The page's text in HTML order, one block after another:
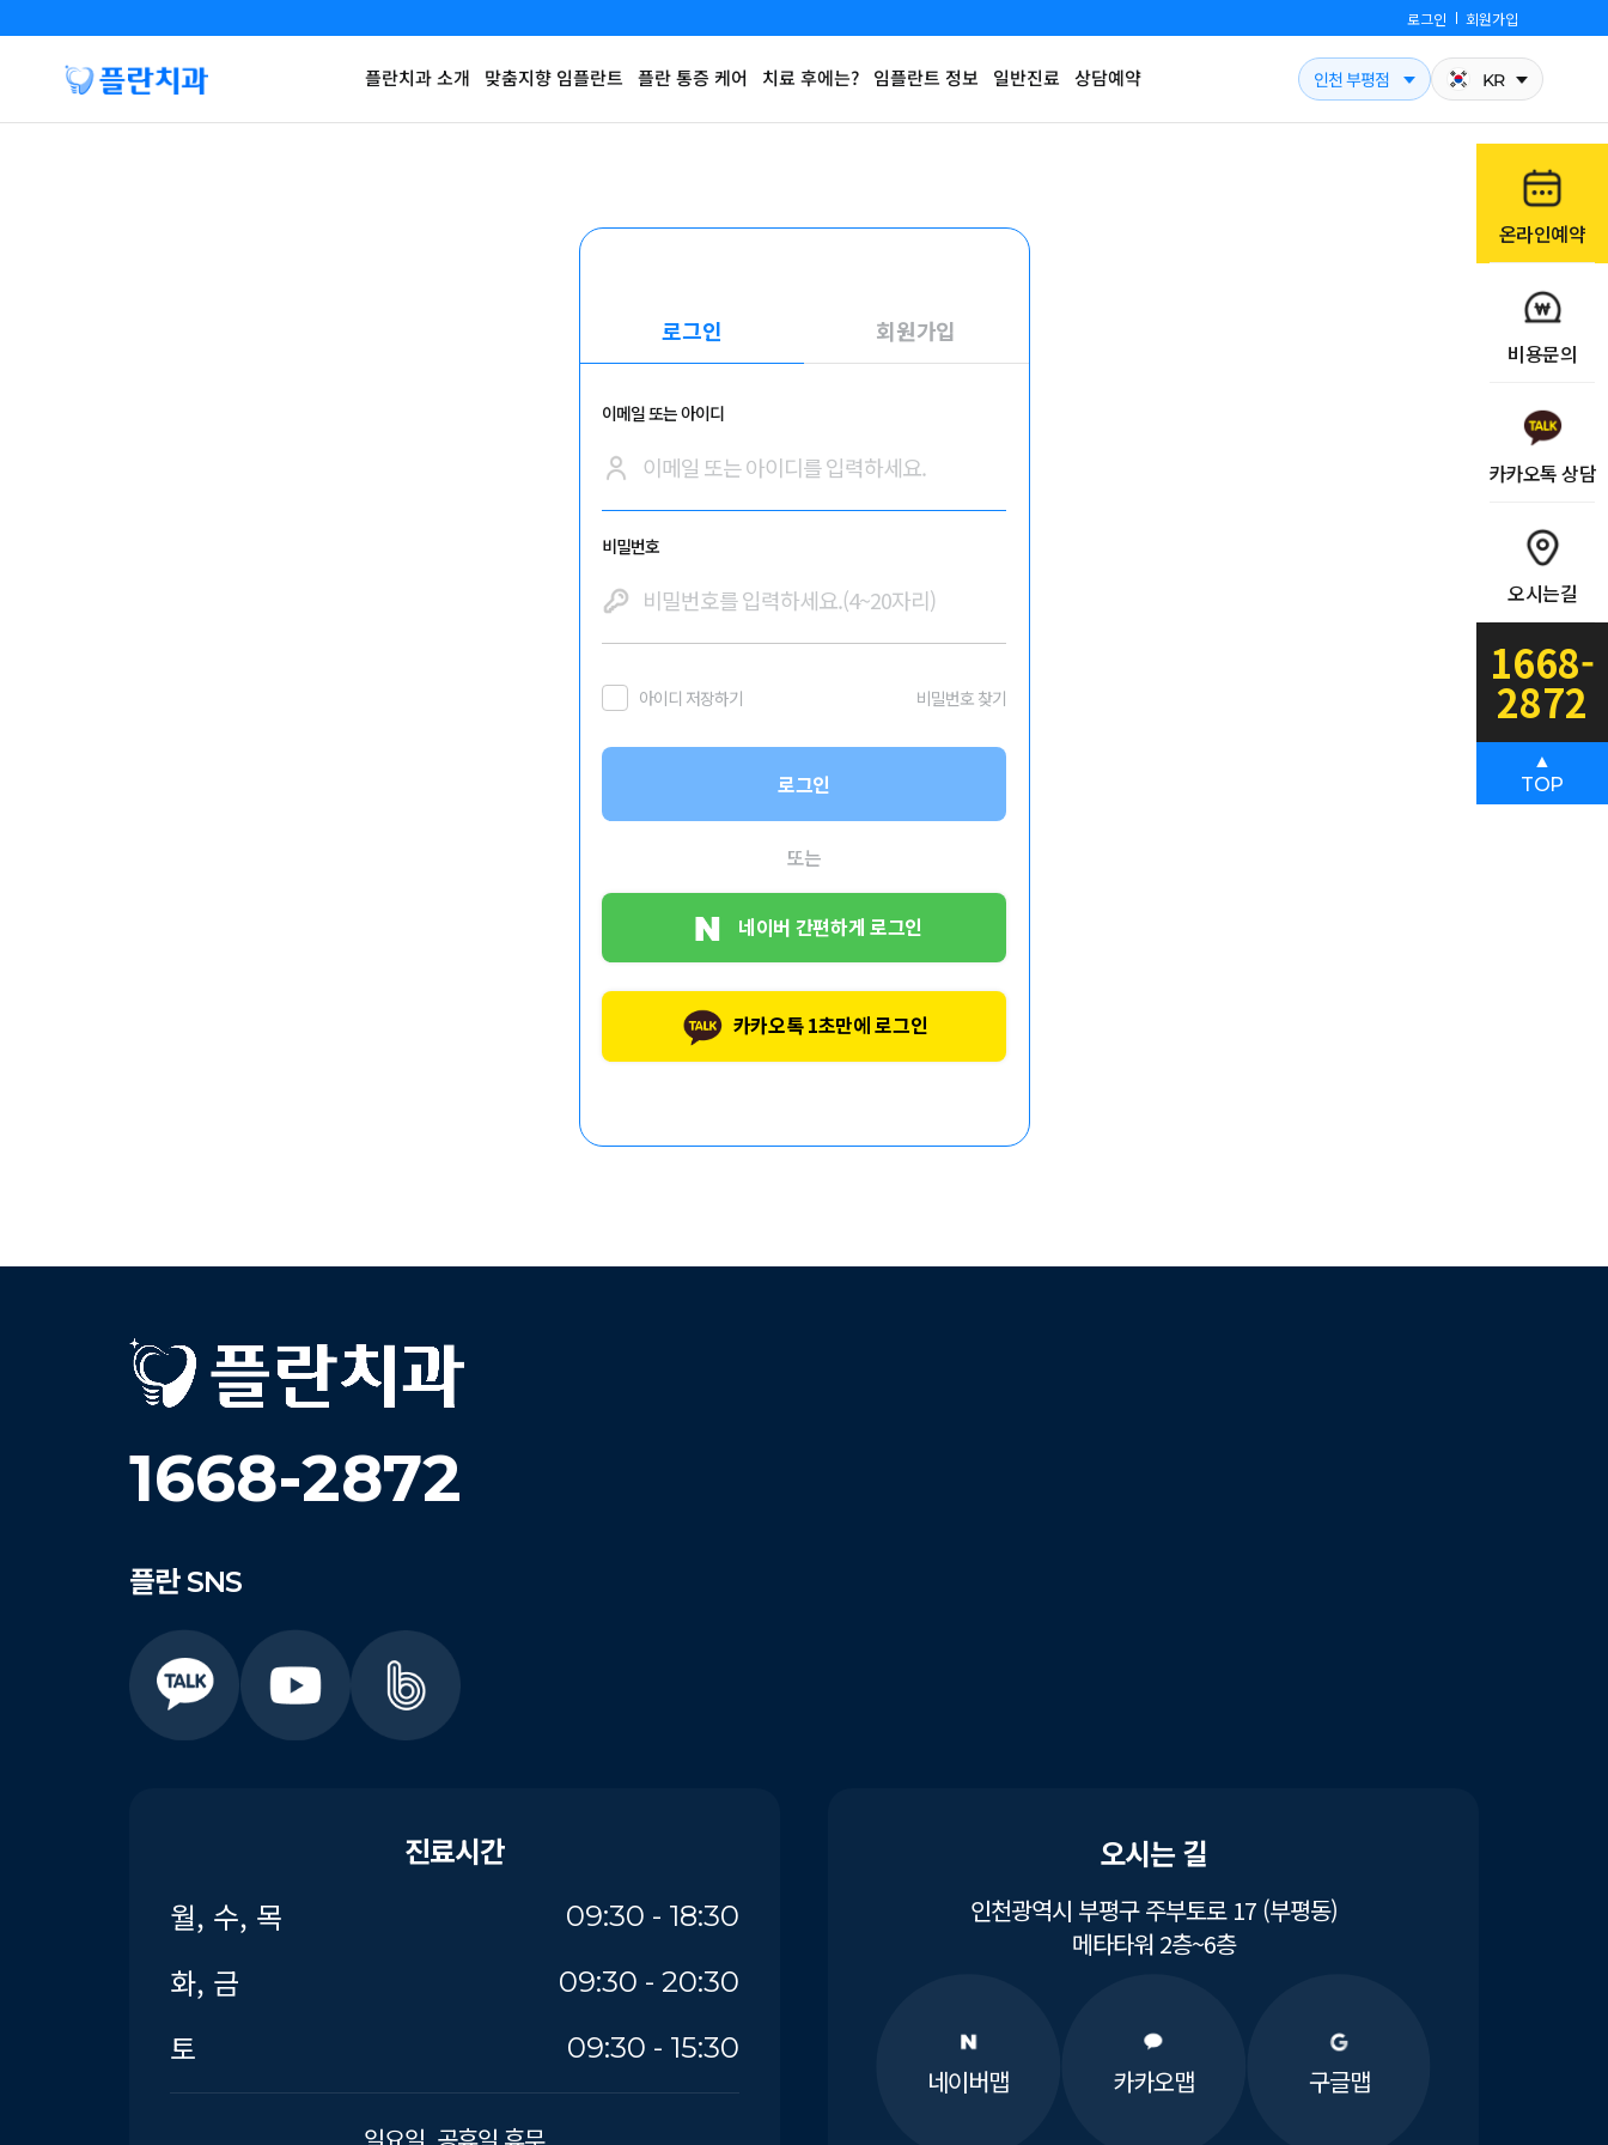
로그인 회원가입
플란치과 소개 맞춤지향 임플란트 플란 통증 케어 치료 후에는? 임플란트 정보 일반진료 상담예약 인천 부평점 KR
로그인 회원가입
이메일 또는 아이디
비밀번호
아이디 저장하기 비밀번호 찾기
로그인
또는
네이버 간편하게 로그인
카카오톡 1초만에 로그인
1668-2872
플란SNS
진료시간
월, 수, 목
09:30 - 18:30
화, 금 09:30 - 20:30
토 09:30 - 15:30
일요일, 공휴일 휴무
오시는 길
인천광역시 부평구 주부토로 17 (부평동)
메타타워 2층~6층
네이버맵 카카오맵 구글맵
온라인예약
비용문의
카카오톡 상담
오시는길
1668-
2872
▲
TOP